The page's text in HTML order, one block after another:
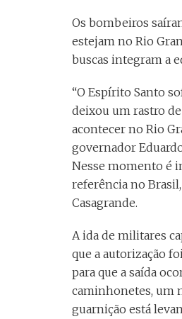
Os bombeiros
estejam no Rio
buscas integram a
“O Espírito Santo
deixou um rastro
acontecer no Rio
governador
Nesse momento é
referência no
Casagrande.
A ida de militares
que a autorização
para que a saída
caminhonetes, um
guarnição está